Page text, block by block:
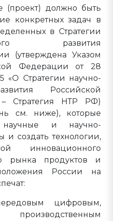
(проект) должно быть
конкретных задач в
в Стратегии
развития
(утверждена Указом
Федерации от 28
Стратегии научно-
Российской
Стратегия НТР РФ)
см. ниже), которые
научные и научно-
и создать технологии,
инновационного
рынка продуктов и
России на
цифровым,